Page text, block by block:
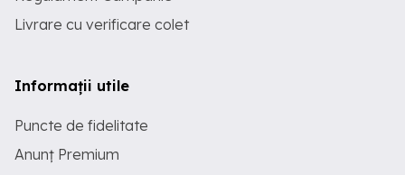
Livrare cu verificare colet
Informații utile
Puncte de fidelitate
Anunț Premium